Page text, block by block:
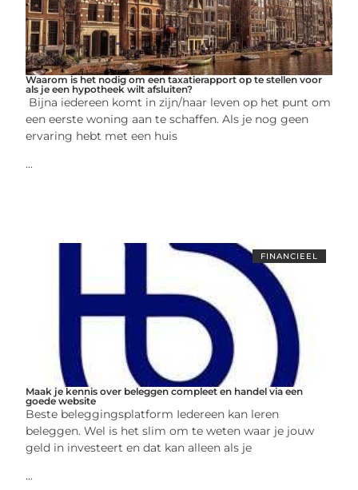
Waarom is het nodig om een taxatierapport op te stellen voor
als je een hypotheek wilt afsluiten?
Bijna iedereen komt in zijn/haar leven op het punt om
een eerste woning aan te schaffen. Als je nog geen
ervaring hebt met een huis
...
FINANCIEEL
Maak je kennis over beleggen compleet en handel via een
goede website
Beste beleggingsplatform Iedereen kan leren
beleggen. Wel is het slim om te weten waar je jouw
geld in investeert en dat kan alleen als je
...